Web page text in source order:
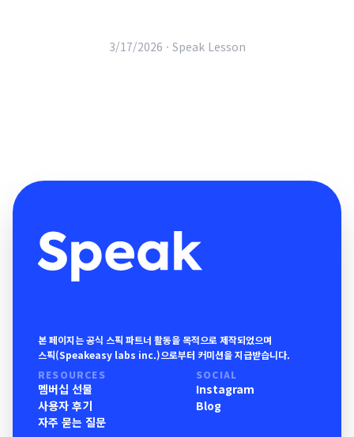
3/17/2026 · Speak Lesson
본 페이지는 공식 스픽 파트너 활동을 목적으로 제작되었으며
스픽(Speakeasy labs inc.)으로부터 커미션을 지급받습니다.
RESOURCES
멤버십 선물
사용자 후기
자주 묻는 질문
SOCIAL
Instagram
Blog